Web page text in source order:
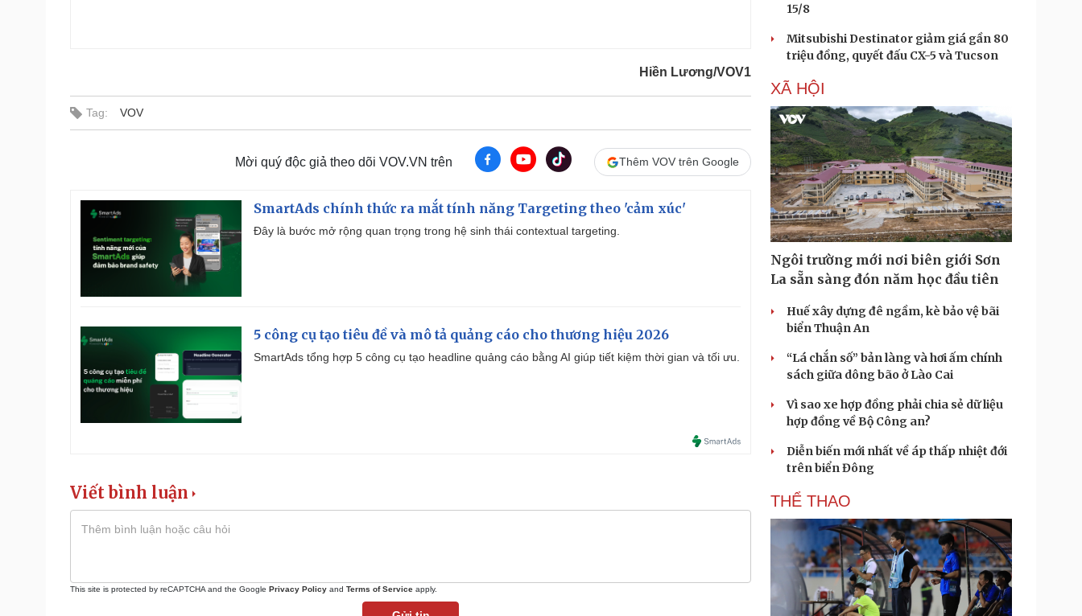
Hiền Lương/VOV1
Tag: VOV
Mời quý độc giả theo dõi VOV.VN trên Thêm VOV trên Google
SmartAds chính thức ra mắt tính năng Targeting theo 'cảm xúc'
Đây là bước mở rộng quan trọng trong hệ sinh thái contextual targeting.
5 công cụ tạo tiêu đề và mô tả quảng cáo cho thương hiệu 2026
SmartAds tổng hợp 5 công cụ tạo headline quảng cáo bằng AI giúp tiết kiệm thời gian và tối ưu.
Viết bình luận
This site is protected by reCAPTCHA and the Google Privacy Policy and Terms of Service apply.
15/8
Mitsubishi Destinator giảm giá gần 80
triệu đồng, quyết đấu CX-5 và Tucson
XÃ HỘI
Ngôi trường mới nơi biên giới Sơn
La sẵn sàng đón năm học đầu tiên
Huế xây dựng đê ngầm, kè bảo vệ bãi
biển Thuận An
“Lá chắn số” bản làng và hơi ấm chính
sách giữa dông bão ở Lào Cai
Vì sao xe hợp đồng phải chia sẻ dữ liệu
hợp đồng về Bộ Công an?
Diễn biến mới nhất về áp thấp nhiệt đới
trên biển Đông
THỂ THAO